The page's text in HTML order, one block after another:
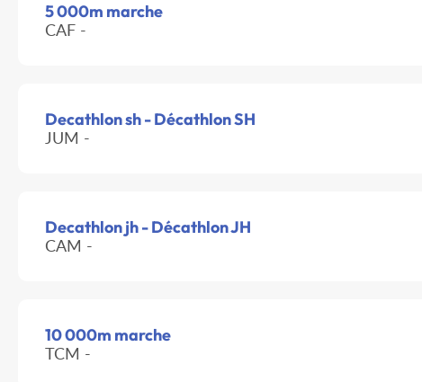
5 000m marche
CAF -
Decathlon sh - Décathlon SH
JUM -
Decathlon jh - Décathlon JH
CAM -
10 000m marche
TCM -